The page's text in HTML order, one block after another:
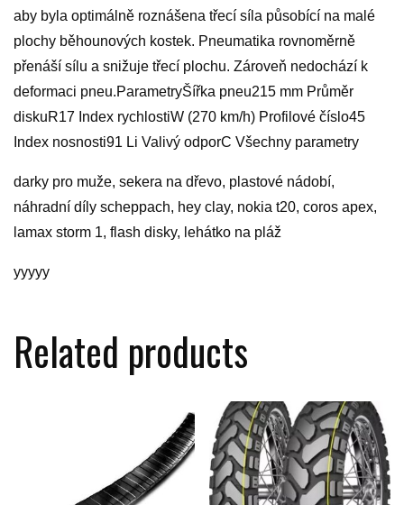
aby byla optimálně roznášena třecí síla působící na malé
plochy běhounových kostek. Pneumatika rovnoměrně
přenáší sílu a snižuje třecí plochu. Zároveň nedochází k
deformaci pneu.ParametryŠířka pneu215 mm Průměr
diskuR17 Index rychlostiW (270 km/h) Profilové číslo45
Index nosnosti91 Li Valivý odporC Všechny parametry
darky pro muže, sekera na dřevo, plastové nádobí,
náhradní díly scheppach, hey clay, nokia t20, coros apex,
lamax storm 1, flash disky, lehátko na pláž
yyyyy
Related products